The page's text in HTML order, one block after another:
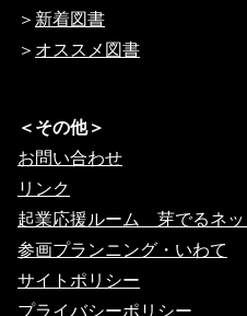
＞ 新着図書
＞ オススメ図書
＜その他＞
お問い合わせ
リンク
起業応援ルーム 芽でるネッ
参画プランニング・いわて
サイトポリシー
プライバシーポリシー